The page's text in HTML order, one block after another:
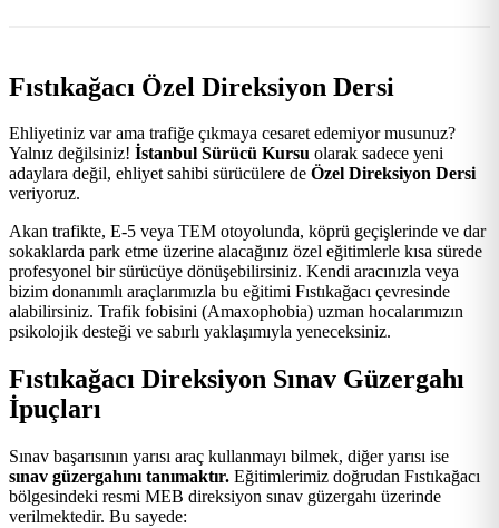
Fıstıkağacı Özel Direksiyon Dersi
Ehliyetiniz var ama trafiğe çıkmaya cesaret edemiyor musunuz?
Yalnız değilsiniz! İstanbul Sürücü Kursu olarak sadece yeni
adaylara değil, ehliyet sahibi sürücülere de Özel Direksiyon Dersi
veriyoruz.
Akan trafikte, E-5 veya TEM otoyolunda, köprü geçişlerinde ve dar
sokaklarda park etme üzerine alacağınız özel eğitimlerle kısa sürede
profesyonel bir sürücüye dönüşebilirsiniz. Kendi aracınızla veya
bizim donanımlı araçlarımızla bu eğitimi Fıstıkağacı çevresinde
alabilirsiniz. Trafik fobisini (Amaxophobia) uzman hocalarımızın
psikolojik desteği ve sabırlı yaklaşımıyla yeneceksiniz.
Fıstıkağacı Direksiyon Sınav Güzergahı
İpuçları
Sınav başarısının yarısı araç kullanmayı bilmek, diğer yarısı ise
sınav güzergahını tanımaktır. Eğitimlerimiz doğrudan Fıstıkağacı
bölgesindeki resmi MEB direksiyon sınav güzergahı üzerinde
verilmektedir. Bu sayede: